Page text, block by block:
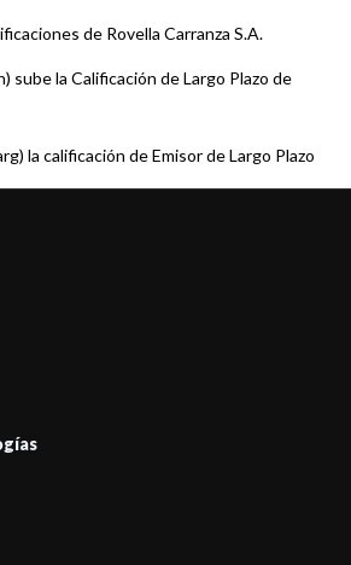
de Rovella Carranza S.A.
sube la Calificación de Largo Plazo de
la calificación de Emisor de Largo Plazo